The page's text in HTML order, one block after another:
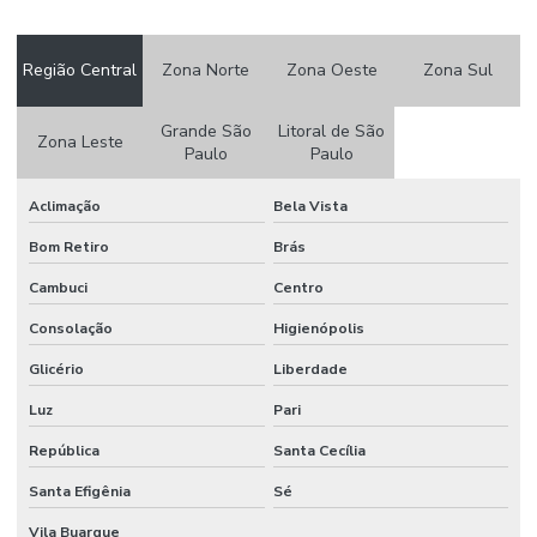
VALOR
AUTOMAÇÃO
CONDOMINIO
AUTOMAÇÃO
RESIDENCIAL
REMOTO
AUTOMAÇÃO
Região Central Zona Norte Zona Oeste Zona Sul
Zona Leste
Grande São
Paulo
Litoral de São
Paulo
Aclimação Bela Vista
Bom Retiro Brás
Cambuci Centro
Consolação Higienópolis
Glicério Liberdade
Luz Pari
República Santa Cecília
Santa Efigênia Sé
Vila Buarque